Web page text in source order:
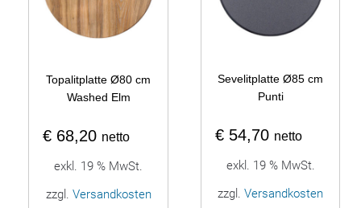
Topalitplatte Ø80 cm
Washed Elm
€ 68,20 netto
exkl. 19 % MwSt.
zzgl. Versandkosten
Sevelitplatte Ø85 cm
Punti
€ 54,70 netto
exkl. 19 % MwSt.
zzgl. Versandkosten